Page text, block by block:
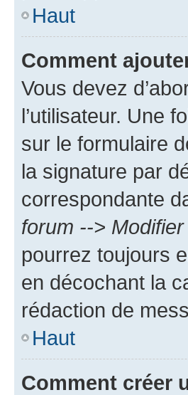
Haut
Comment
Vous devez
l’utilisateur. Une
sur le formulaire
la signature par
correspondante
forum -->
pourrez toujours
en décochant la
rédaction de
Haut
Comment créer